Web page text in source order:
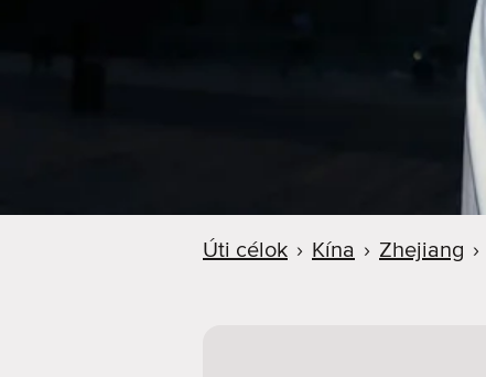
Úti célok › Kína › Zhejiang ›